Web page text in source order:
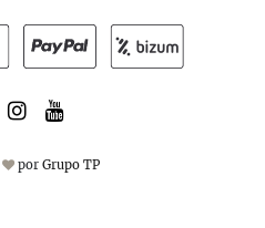
por Grupo TP